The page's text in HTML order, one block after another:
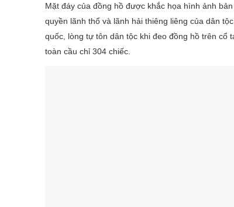
Mặt đáy của đồng hồ được khắc họa hình ảnh
quyền lãnh thổ và lãnh hải thiêng liêng của dân
quốc, lòng tự tôn dân tộc khi đeo đồng hồ trên cổ
toàn cầu chỉ 304 chiếc.